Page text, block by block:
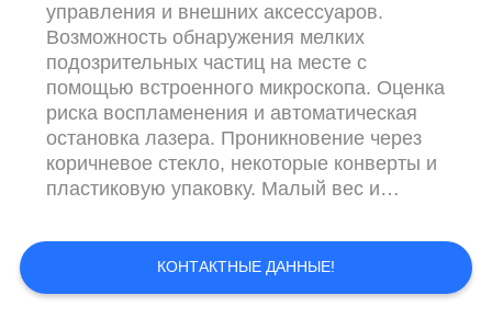
управления и внешних аксессуаров.
Возможность обнаружения мелких
подозрительных частиц на месте с
помощью встроенного микроскопа. Оценка
риска воспламенения и автоматическая
остановка лазера. Проникновение через
коричневое стекло, некоторые конверты и
пластиковую упаковку. Малый вес и
эксплуатируется. Общая библиотека
спектров＞13 000 видов и библиотека
спектров контрабанды＞3 000 видов.
КОНТАКТНЫЕ ДАННЫЕ!